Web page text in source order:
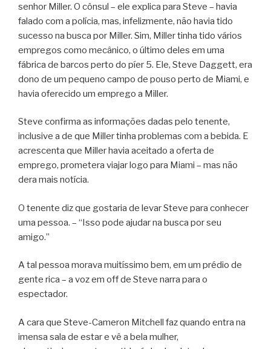
senhor Miller. O cônsul – ele explica para Steve – havia
falado com a polícia, mas, infelizmente, não havia tido
sucesso na busca por Miller. Sim, Miller tinha tido vários
empregos como mecânico, o último deles em uma
fábrica de barcos perto do píer 5. Ele, Steve Daggett, era
dono de um pequeno campo de pouso perto de Miami, e
havia oferecido um emprego a Miller.
Steve confirma as informações dadas pelo tenente,
inclusive a de que Miller tinha problemas com a bebida. E
acrescenta que Miller havia aceitado a oferta de
emprego, prometera viajar logo para Miami – mas não
dera mais notícia.
O tenente diz que gostaria de levar Steve para conhecer
uma pessoa. – “Isso pode ajudar na busca por seu
amigo.”
A tal pessoa morava muitíssimo bem, em um prédio de
gente rica – a voz em off de Steve narra para o
espectador.
A cara que Steve-Cameron Mitchell faz quando entra na
imensa sala de estar e vê a bela mulher,